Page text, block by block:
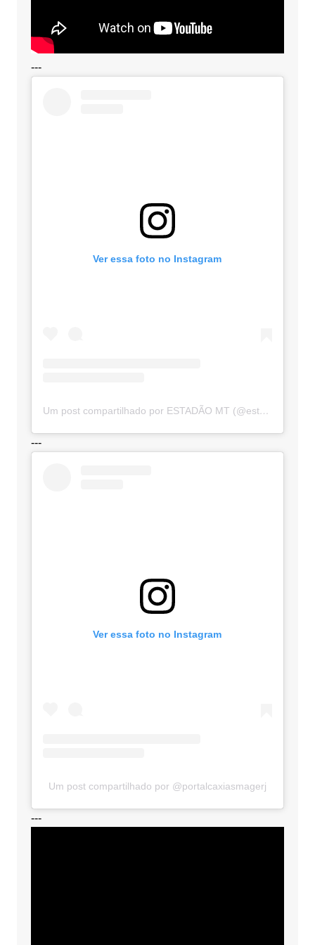
---
Ver essa foto no Instagram
Um post compartilhado por ESTADÃO MT (@estadaomt)
---
Ver essa foto no Instagram
Um post compartilhado por @portalcaxiasmagerj
---